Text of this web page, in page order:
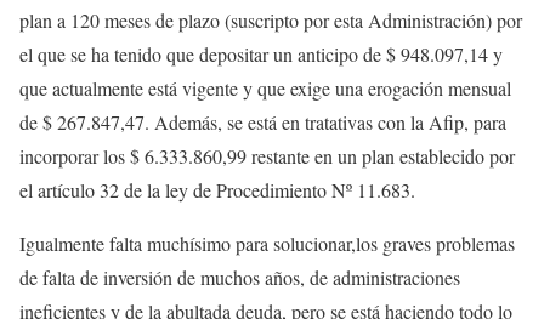
plan a 120 meses de plazo (suscripto por esta Administración) por
el que se ha tenido que depositar un anticipo de $ 948.097,14 y
que actualmente está vigente y que exige una erogación mensual
de $ 267.847,47. Además, se está en tratativas con la Afip, para
incorporar los $ 6.333.860,99 restante en un plan establecido por
el artículo 32 de la ley de Procedimiento Nº 11.683.
Igualmente falta muchísimo para solucionar,los graves problemas
de falta de inversión de muchos años, de administraciones
ineficientes y de la abultada deuda, pero se está haciendo todo lo